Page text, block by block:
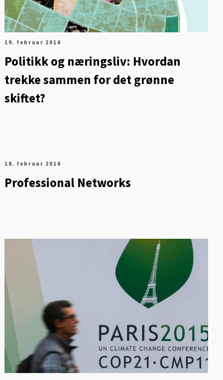
19. februar 2016
Politikk og næringsliv: Hvordan
trekke sammen for det grønne
skiftet?
18. februar 2016
Professional Networks